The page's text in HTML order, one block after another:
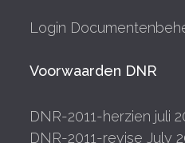
Login
Voorwaarden DNR
DNR-2011-herzien juli
DNR-2011-revise July